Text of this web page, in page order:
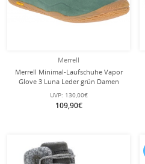
Merrell
Merrell Minimal-Laufschuhe Vapor
Glove 3 Luna Leder grün Damen
UVP: 130,00€
109,90€